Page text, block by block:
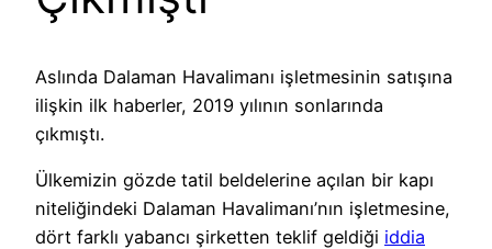
Aslında Dalaman Havalimanı işletmesinin satışına
ilişkin ilk haberler, 2019 yılının sonlarında
çıkmıştı.
Ülkemizin gözde tatil beldelerine açılan bir kapı
niteliğindeki Dalaman Havalimanı’nın işletmesine,
dört farklı yabancı şirketten teklif geldiği iddia